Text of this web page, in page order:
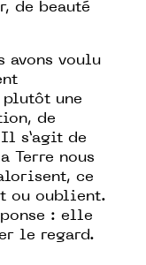
de beauté
avons voulu
une
de
s’agit de
Terre nous
ce
ou oublient.
: elle
le regard.